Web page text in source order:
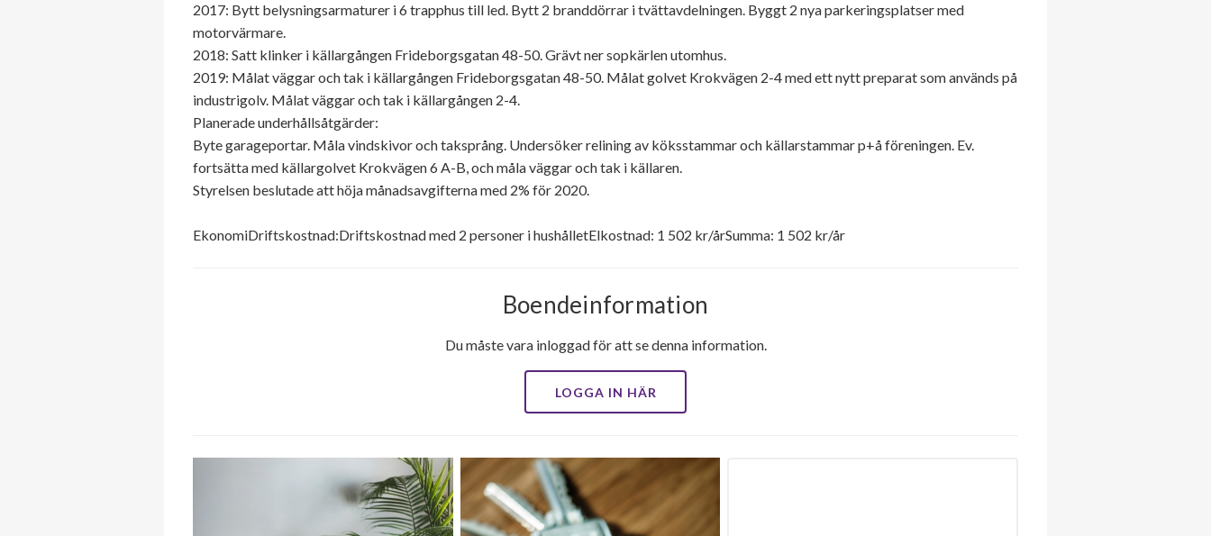
2017: Bytt belysningsarmaturer i 6 trapphus till led. Bytt 2 branddörrar i tvättavdelningen. Byggt 2 nya parkeringsplatser med
motorvärmare.
2018: Satt klinker i källargången Frideborgsgatan 48-50. Grävt ner sopkärlen utomhus.
2019: Målat väggar och tak i källargången Frideborgsgatan 48-50. Målat golvet Krokvägen 2-4 med ett nytt preparat som används på
industrigolv. Målat väggar och tak i källargången 2-4.
Planerade underhållsåtgärder:
Byte garageportar. Måla vindskivor och taksprång. Undersöker relining av köksstammar och källarstammar p+å föreningen. Ev.
fortsätta med källargolvet Krokvägen 6 A-B, och måla väggar och tak i källaren.
Styrelsen beslutade att höja månadsavgifterna med 2% för 2020.
EkonomiDriftskostnad:Driftskostnad med 2 personer i hushålletElkostnad: 1 502 kr/årSumma: 1 502 kr/år
Boendeinformation
Du måste vara inloggad för att se denna information.
LOGGA IN HÄR